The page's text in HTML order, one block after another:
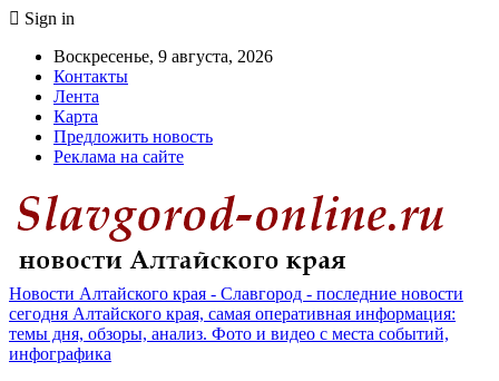
Sign in
Воскресенье, 9 августа, 2026
Контакты
Лента
Карта
Предложить новость
Реклама на сайте
Новости Алтайского края - Славгород - последние новости
сегодня Алтайского края, самая оперативная информация:
темы дня, обзоры, анализ. Фото и видео с места событий,
инфографика